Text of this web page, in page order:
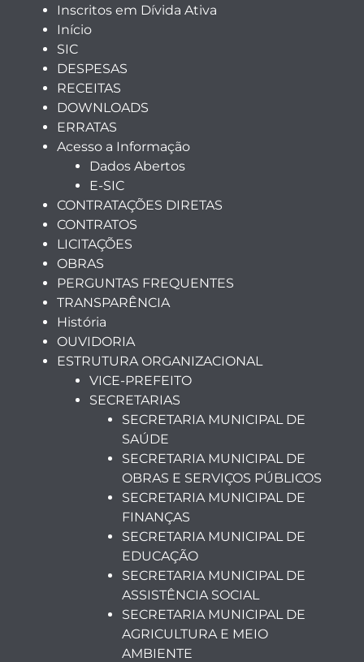
Inscritos em Dívida Ativa
Início
SIC
DESPESAS
RECEITAS
DOWNLOADS
ERRATAS
Acesso a Informação
Dados Abertos
E-SIC
CONTRATAÇÕES DIRETAS
CONTRATOS
LICITAÇÕES
OBRAS
PERGUNTAS FREQUENTES
TRANSPARÊNCIA
História
OUVIDORIA
ESTRUTURA ORGANIZACIONAL
VICE-PREFEITO
SECRETARIAS
SECRETARIA MUNICIPAL DE
SAÚDE
SECRETARIA MUNICIPAL DE
OBRAS E SERVIÇOS PÚBLICOS
SECRETARIA MUNICIPAL DE
FINANÇAS
SECRETARIA MUNICIPAL DE
EDUCAÇÃO
SECRETARIA MUNICIPAL DE
ASSISTÊNCIA SOCIAL
SECRETARIA MUNICIPAL DE
AGRICULTURA E MEIO
AMBIENTE